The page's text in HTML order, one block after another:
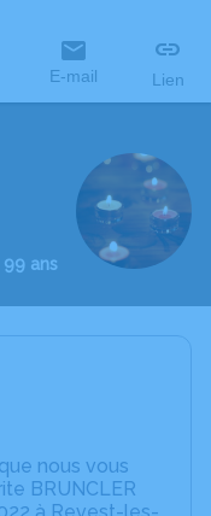
E-mail Lien
ans
nous vous
BRUNCLER